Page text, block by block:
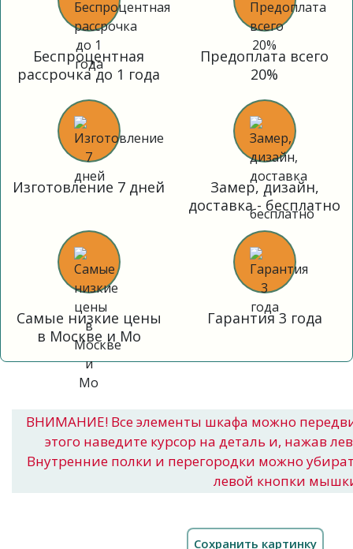
Беспроцентная
рассрочка до 1 года
Предоплата всего
20%
Изготовление 7 дней
Замер, дизайн,
доставка - бесплатно
Самые низкие цены
в Москве и Мо
Гарантия 3 года
ВНИМАНИЕ! Все элементы шкафа можно
этого наведите курсор на деталь и, нажав
Внутренние полки и перегородки можно
левой кнопки